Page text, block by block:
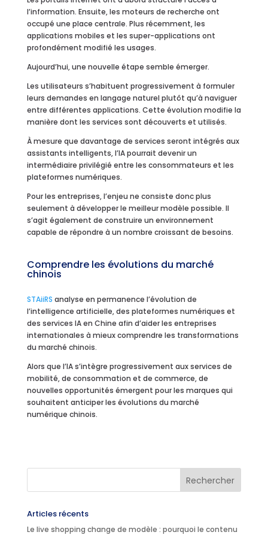
l’information. Ensuite, les moteurs de recherche ont
occupé une place centrale. Plus récemment, les
applications mobiles et les super-applications ont
profondément modifié les usages.
Aujourd’hui, une nouvelle étape semble émerger.
Les utilisateurs s’habituent progressivement à formuler
leurs demandes en langage naturel plutôt qu’à naviguer
entre différentes applications. Cette évolution modifie la
manière dont les services sont découverts et utilisés.
À mesure que davantage de services seront intégrés aux
assistants intelligents, l’IA pourrait devenir un
intermédiaire privilégié entre les consommateurs et les
plateformes numériques.
Pour les entreprises, l’enjeu ne consiste donc plus
seulement à développer le meilleur modèle possible. Il
s’agit également de construire un environnement
capable de répondre à un nombre croissant de besoins.
Comprendre les évolutions du marché
chinois
STAiiRS analyse en permanence l’évolution de
l’intelligence artificielle, des plateformes numériques et
des services IA en Chine afin d’aider les entreprises
internationales à mieux comprendre les transformations
du marché chinois.
Alors que l’IA s’intègre progressivement aux services de
mobilité, de consommation et de commerce, de
nouvelles opportunités émergent pour les marques qui
souhaitent anticiper les évolutions du marché
numérique chinois.
Articles récents
Le live shopping change de modèle : pourquoi le contenu